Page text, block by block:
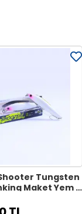
Tungsten
Maket Yem 8